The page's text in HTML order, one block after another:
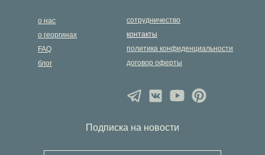
Подписка на новости
о нас
о георгинах
FAQ
блог
сотрудничество
контакты
политика конфиденциальности
договор оферты